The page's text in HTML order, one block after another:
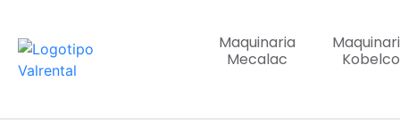
Maquinaria
Mecalac
Kobelco